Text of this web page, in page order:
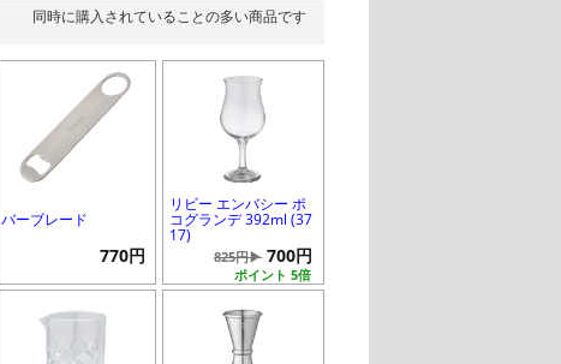
同時に購入されていることの多い商品です
バーブレード
770円
リビー エンバシー ポ
コグランデ 392ml (37
17)
ポイント 5倍
825円▶ 700円